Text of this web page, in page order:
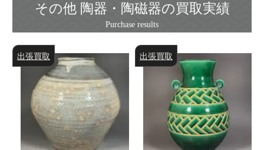
その他 陶器・陶磁器の買取実績
出張買取 出張買取